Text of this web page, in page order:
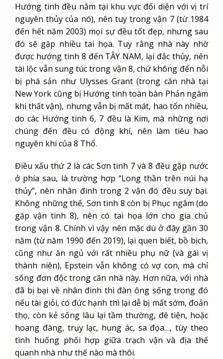
Hướng tinh đều nằm tại khu vực đối diện với vị trí
nguyên thủy của nó), nên tuy trong vận 7 (từ 1984
đến hết năm 2003) mọi sự đều tốt đẹp, nhưng sau
đó sẽ gặp nhiều tai họa. Tuy rằng nhà này nhờ
được hướng tinh 8 đến TÂY NAM, lại đắc thủy, nên
tài lộc vẫn sung túc trong vận 8, chứ không đến nỗi
bị phá sản như Ulysses Grant (trong căn nhà tại
New York cũng bị Hướng tinh toàn bàn Phản ngâm
khi thất vận), nhưng vẫn bị mất mát, hao tổn nhiều,
do các Hướng tinh 6, 7 đều là Kim, mà những nơi
chúng đến đều có động khí, nên làm tiêu hao
nguyên khí của 8 Thổ.
Điều xấu thứ 2 là các Sơn tinh 7 và 8 đều gặp nước
ở phía sau, là trường hợp “Long thần trên núi hạ
thủy”, nên nhân đinh trong 2 vận đó đều suy bại.
Không những thế, Sơn tinh 8 còn bị Phục ngâm (do
gặp vận tinh 8), nên có tai họa lớn cho gia chủ
trong vận 8. Chính vì vậy nên mặc dù ở đây gần 30
năm (từ năm 1990 đến 2019), lại quen biết, bồ bịch,
cũng như ăn ngủ với rất nhiều phụ nữ (và gái vị
thành niên), Epstein vẫn không có vợ con, mà chỉ
sống đơn độc trong căn nhà này. Hơn nữa, với nhà
đã bị bại về nhân đinh thì đàn ông sống trong đó
nếu tài giỏi, có đức hạnh thì lại dễ bị mất sớm, đoản
thọ, còn kẻ sống lâu lại tầm thường, đê tiện, hoặc
hoang đàng, trụy lạc, hung ác, sa đọa…, tùy theo
tình huống phối hợp giữa trạch vận và địa thế
quanh nhà như thế nào mà thôi.